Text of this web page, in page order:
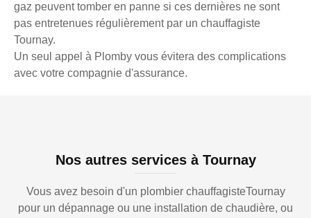
gaz peuvent tomber en panne si ces dernières ne sont
pas entretenues régulièrement par un chauffagiste
Tournay.
Un seul appel à Plomby vous évitera des complications
avec votre compagnie d'assurance.
Nos autres services à Tournay
Vous avez besoin d'un plombier chauffagisteTournay
pour un dépannage ou une installation de chaudière, ou